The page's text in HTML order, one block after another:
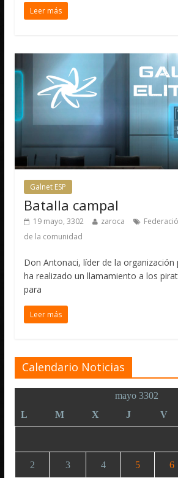
Leer más
Galnet ESP
Batalla campal
19 mayo, 3302 zaroca
de la comunidad
Don Antonaci, líder de la organización
ha realizado un llamamiento a los
para
Leer más
Calendario Noticias
mayo 3302
L
M X J V
2 3 4 5 6